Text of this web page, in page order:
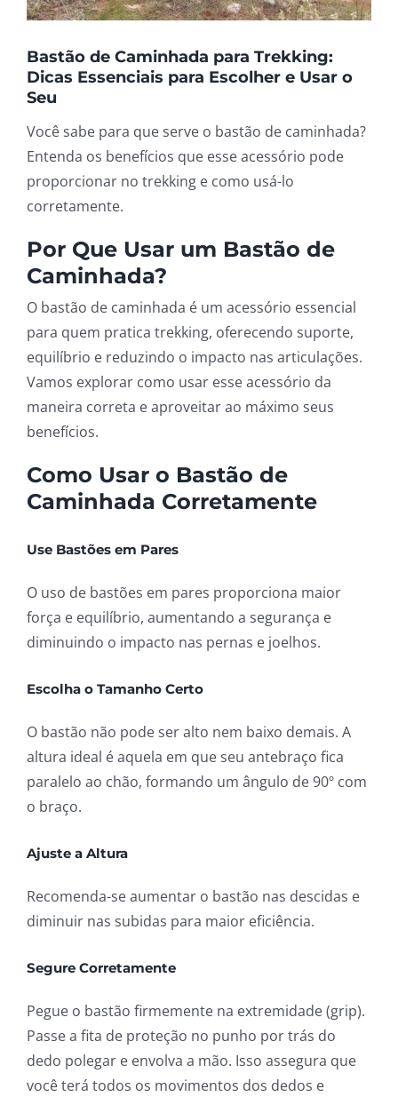
Bastão de Caminhada para Trekking:
Dicas Essenciais para Escolher e Usar o
Seu
Você sabe para que serve o bastão de caminhada?
Entenda os benefícios que esse acessório pode
proporcionar no trekking e como usá-lo
corretamente.
Por Que Usar um Bastão de
Caminhada?
O bastão de caminhada é um acessório essencial
para quem pratica trekking, oferecendo suporte,
equilíbrio e reduzindo o impacto nas articulações.
Vamos explorar como usar esse acessório da
maneira correta e aproveitar ao máximo seus
benefícios.
Como Usar o Bastão de
Caminhada Corretamente
Use Bastões em Pares
O uso de bastões em pares proporciona maior
força e equilíbrio, aumentando a segurança e
diminuindo o impacto nas pernas e joelhos.
Escolha o Tamanho Certo
O bastão não pode ser alto nem baixo demais. A
altura ideal é aquela em que seu antebraço fica
paralelo ao chão, formando um ângulo de 90º com
o braço.
Ajuste a Altura
Recomenda-se aumentar o bastão nas descidas e
diminuir nas subidas para maior eficiência.
Segure Corretamente
Pegue o bastão firmemente na extremidade (grip).
Passe a fita de proteção no punho por trás do
dedo polegar e envolva a mão. Isso assegura que
você terá todos os movimentos dos dedos e